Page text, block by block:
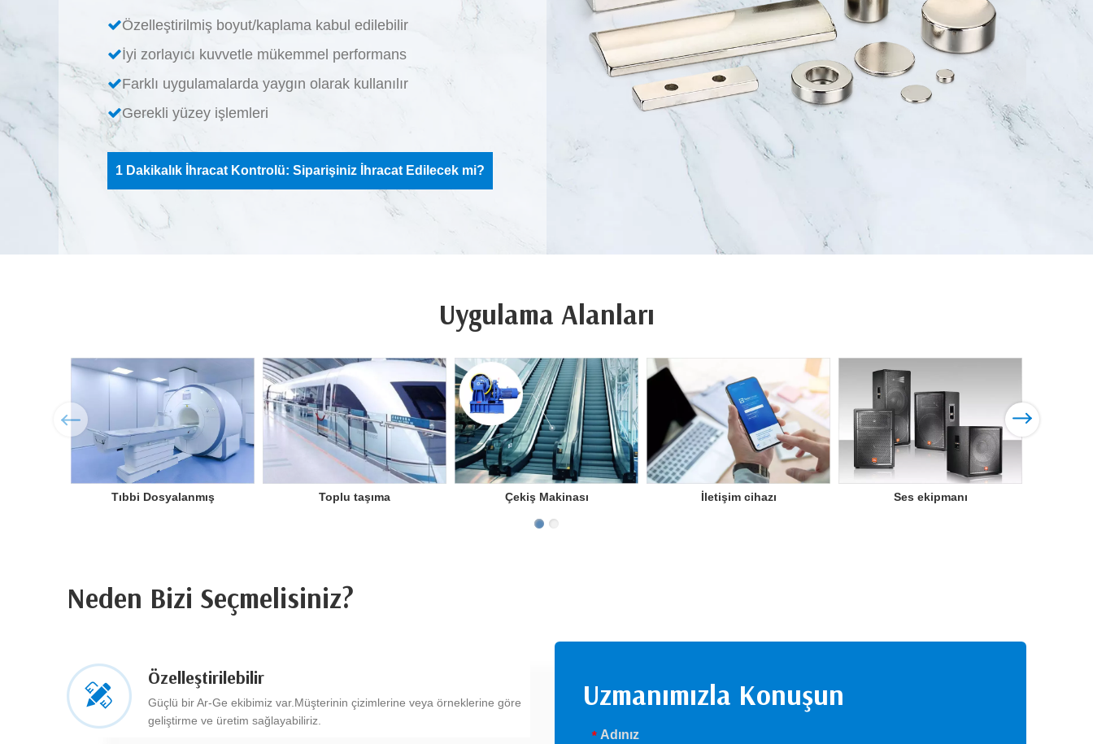
Özelleştirilmiş boyut/kaplama kabul edilebilir
İyi zorlayıcı kuvvetle mükemmel performans
Farklı uygulamalarda yaygın olarak kullanılır
Gerekli yüzey işlemleri
1 Dakikalık İhracat Kontrolü: Siparişiniz İhracat Edilecek mi?
Uygulama Alanları
Tıbbi Dosyalanmış Toplu taşıma Çekiş Makinası İletişim cihazı Ses ekipmanı
Neden Bizi Seçmelisiniz?
Özelleştirilebilir
Güçlü bir Ar-Ge ekibimiz var.Müşterinin çizimlerine veya örneklerine göre
geliştirme ve üretim sağlayabiliriz.
Uzmanımızla Konuşun
* Adınız